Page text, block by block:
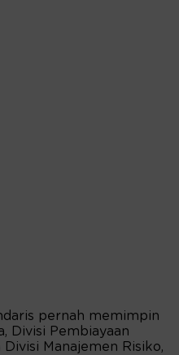
pernah memimpin
Divisi Pembiayaan
Manajemen Risiko,